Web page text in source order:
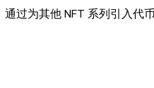
通过为其他 NFT 系列引入代